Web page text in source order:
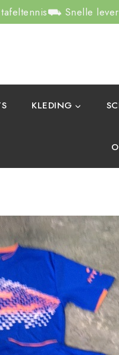
⛟ Snelle
KLEDING